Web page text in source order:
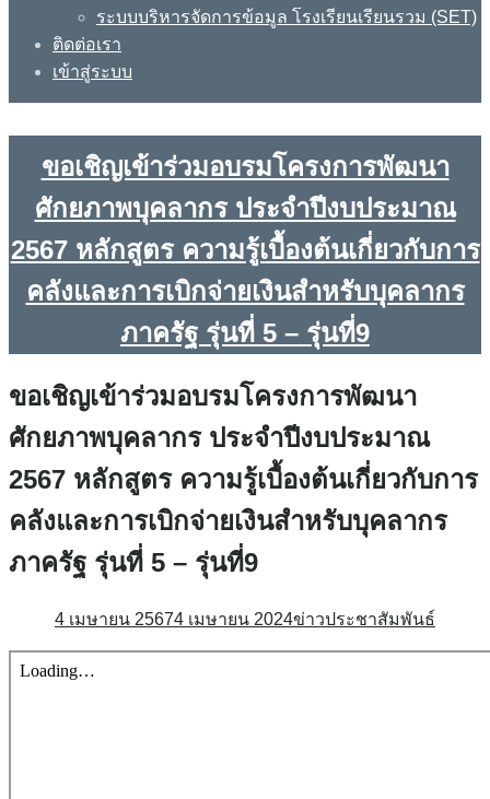
ระบบบริหารจัดการข้อมูล โรงเรียนเรียนรวม (SET)
ติดต่อเรา
เข้าสู่ระบบ
ขอเชิญเข้าร่วมอบรมโครงการพัฒนา
ศักยภาพบุคลากร ประจำปีงบประมาณ
2567 หลักสูตร ความรู้เบื้องต้นเกี่ยวกับการ
คลังและการเบิกจ่ายเงินสำหรับบุคลากร
ภาครัฐ รุ่นที่ 5 – รุ่นที่9
ขอเชิญเข้าร่วมอบรมโครงการพัฒนา
ศักยภาพบุคลากร ประจำปีงบประมาณ
2567 หลักสูตร ความรู้เบื้องต้นเกี่ยวกับการ
คลังและการเบิกจ่ายเงินสำหรับบุคลากร
ภาครัฐ รุ่นที่ 5 – รุ่นที่9
4 เมษายน 25674 เมษายน 2024ข่าวประชาสัมพันธ์